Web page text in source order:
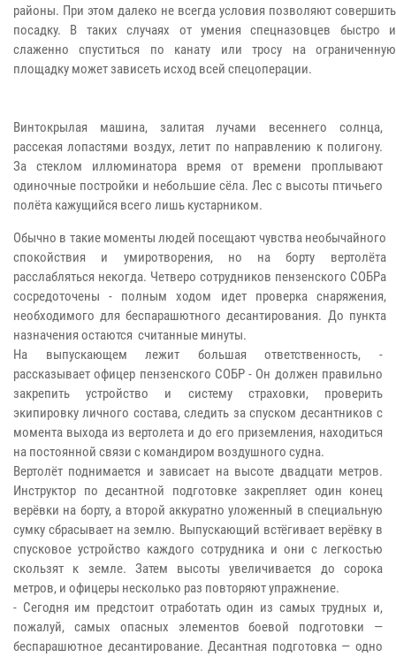
районы. При этом далеко не всегда условия позволяют совершить
посадку. В таких случаях от умения спецназовцев быстро и
слаженно спуститься по канату или тросу на ограниченную
площадку может зависеть исход всей спецоперации.
Винтокрылая машина, залитая лучами весеннего солнца,
рассекая лопастями воздух, летит по направлению к полигону.
За стеклом иллюминатора время от времени проплывают
одиночные постройки и небольшие сёла. Лес с высоты птичьего
полёта кажущийся всего лишь кустарником.
Обычно в такие моменты людей посещают чувства необычайного
спокойствия и умиротворения, но на борту вертолёта
расслабляться некогда. Четверо сотрудников пензенского СОБРа
сосредоточены - полным ходом идет проверка снаряжения,
необходимого для беспарашютного десантирования. До пункта
назначения остаются считанные минуты.
На выпускающем лежит большая ответственность, -
рассказывает офицер пензенского СОБР - Он должен правильно
закрепить устройство и систему страховки, проверить
экипировку личного состава, следить за спуском десантников с
момента выхода из вертолета и до его приземления, находиться
на постоянной связи с командиром воздушного судна.
Вертолёт поднимается и зависает на высоте двадцати метров.
Инструктор по десантной подготовке закрепляет один конец
верёвки на борту, а второй аккуратно уложенный в специальную
сумку сбрасывает на землю. Выпускающий встёгивает верёвку в
спусковое устройство каждого сотрудника и они с легкостью
скользят к земле. Затем высоты увеличивается до сорока
метров, и офицеры несколько раз повторяют упражнение.
- Сегодня им предстоит отработать один из самых трудных и,
пожалуй, самых опасных элементов боевой подготовки —
беспарашютное десантирование. Десантная подготовка — одно